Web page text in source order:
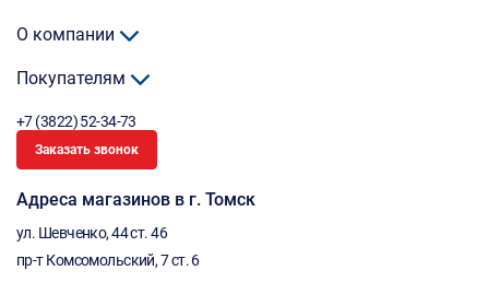
О компании
Покупателям
+7 (3822) 52-34-73
Заказать звонок
Адреса магазинов в г. Томск
ул. Шевченко, 44 ст. 46
пр-т Комсомольский, 7 ст. 6